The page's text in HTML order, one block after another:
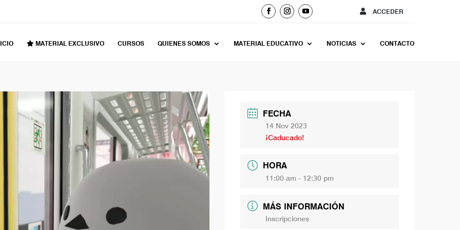
ACCEDER
MATERIAL EXCLUSIVO CURSOS QUIENES SOMOS MATERIAL EDUCATIVO NOTICIAS CONTACTO
FECHA
14 Nov 2023
¡Caducado!
HORA
11:00 am - 12:30 pm
MÁS INFORMACIÓN
Inscripciones